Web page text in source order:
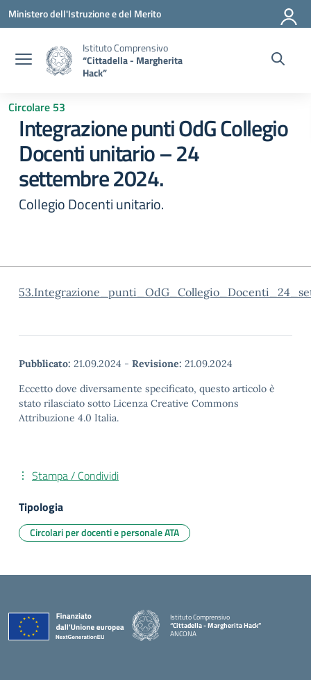
Vai ai contenuti
Vai al menu di navigazione
Vai al footer
Ministero dell'Istruzione e del Merito
Istituto Comprensivo
“Cittadella - Margherita
Hack”
Circolare 53
Integrazione punti OdG Collegio
Docenti unitario – 24
settembre 2024.
Collegio Docenti unitario.
Pubblicato: 21.09.2024 - Revisione: 21.09.2024
Eccetto dove diversamente specificato, questo articolo è
stato rilasciato sotto Licenza Creative Commons
Attribuzione 4.0 Italia.
Stampa / Condividi
Tipologia
Circolari per docenti e personale ATA
Istituto Comprensivo
“Cittadella - Margherita Hack”
ANCONA